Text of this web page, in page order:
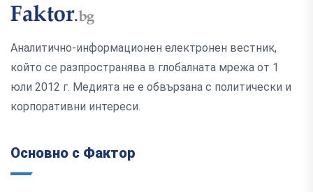
Аналитично-информационен електронен вестник,
който се разпространява в глобалната мрежа от 1
юли 2012 г. Медията не е обвързана с политически и
корпоративни интереси.
Основно с Фактор